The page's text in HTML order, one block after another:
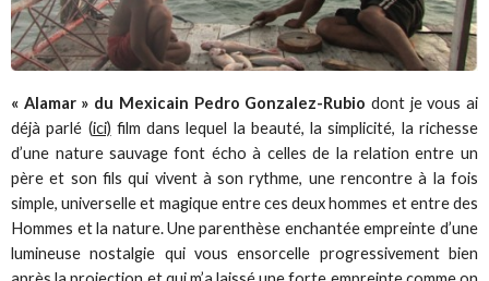
« Alamar » du Mexicain Pedro Gonzalez-Rubio dont je vous ai
déjà parlé (ici) film dans lequel la beauté, la simplicité, la richesse
d’une nature sauvage font écho à celles de la relation entre un
père et son fils qui vivent à son rythme, une rencontre à la fois
simple, universelle et magique entre ces deux hommes et entre des
Hommes et la nature. Une parenthèse enchantée empreinte d’une
lumineuse nostalgie qui vous ensorcelle progressivement bien